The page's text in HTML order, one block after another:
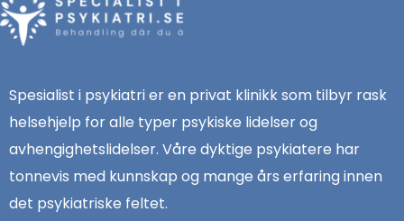
Spesialist i psykiatri er en privat klinikk som tilbyr rask
helsehjelp for alle typer psykiske lidelser og
avhengighetslidelser. Våre dyktige psykiatere har
tonnevis med kunnskap og mange års erfaring innen
det psykiatriske feltet.